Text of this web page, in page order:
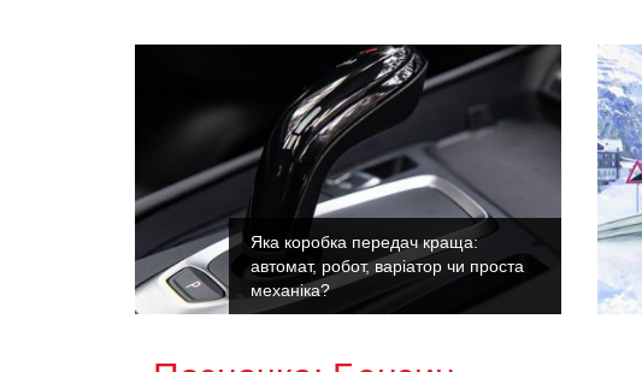
Яка коробка передач краща:
автомат, робот, варіатор чи проста
механіка?